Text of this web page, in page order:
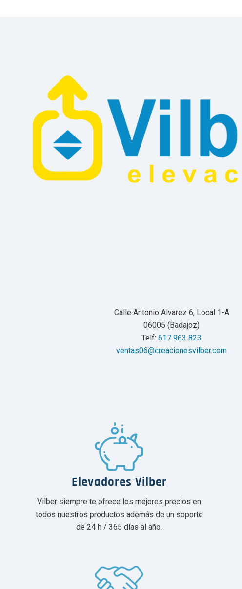
Calle Antonio Alvarez 6, Local 1-A
06005 (Badajoz)
Telf: 617 963 823
ventas06@creacionesvilber.com
Elevadores Vilber
Vilber siempre te ofrece los mejores precios en
todos nuestros productos además de un soporte
de 24 h / 365 días al año.